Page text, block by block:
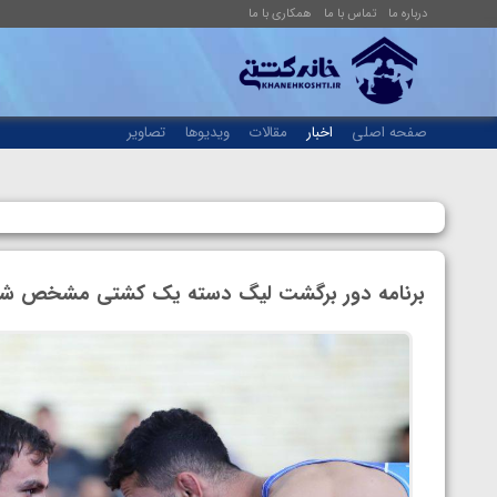
درباره ما تماس با ما همکاری با ما
صفحه اصلی اخبار مقالات ویدیوها تصاویر
برنامه دور برگشت لیگ دسته یک کشتی مشخص